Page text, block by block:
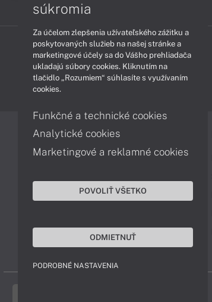
PODPORA A SERVIS
Informácie
Obchodné podmienky
Ochrana osobných údajov
Vyhlásenie o prístupnosti
Cookies
súkromia
Za účelom zlepšenia užívateľského zážitku a
poskytovaných služieb na našej stránke a
marketingové účely sa do Vášho prehliadača
ukladajú súbory cookies. Kliknutím na
tlačidlo „Rozumiem“ súhlasíte s využívaním
cookies.
Funkčné a technické cookies
Analytické cookies
Marketingové a reklamné cookies
POVOLIŤ VŠETKO
ODMIETNUŤ
PODROBNÉ NASTAVENIA